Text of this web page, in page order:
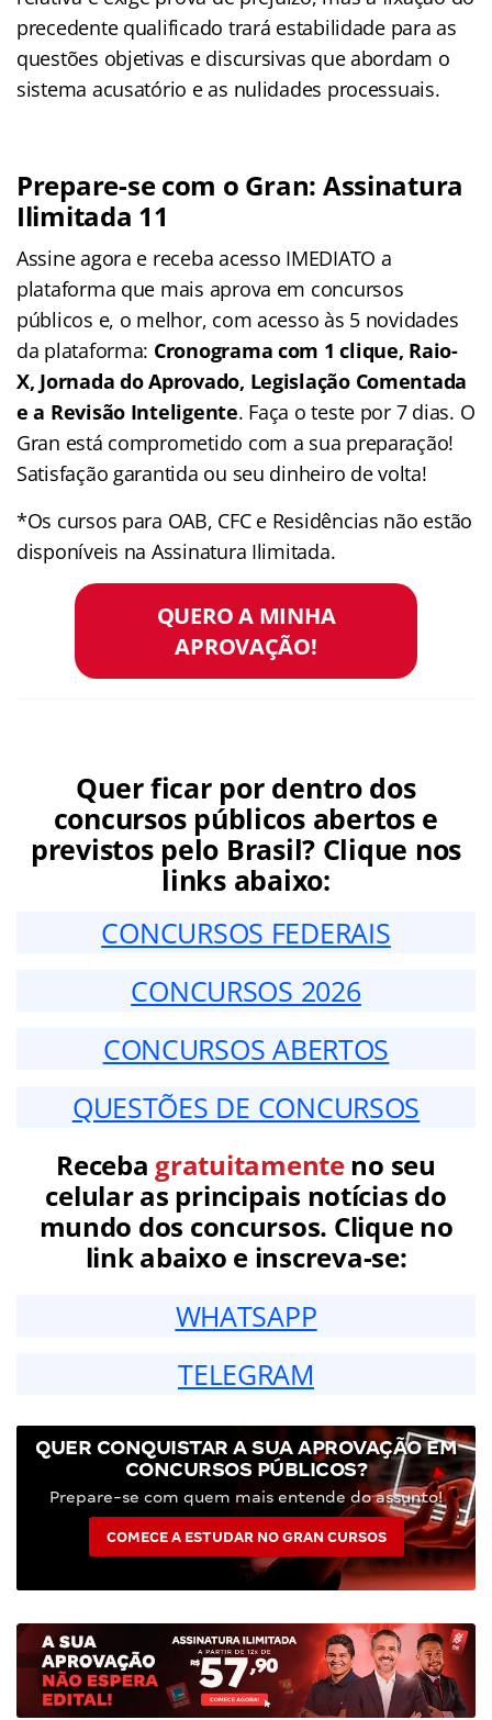
precedente qualificado trará estabilidade para as
questões objetivas e discursivas que abordam o
sistema acusatório e as nulidades processuais.
Prepare-se com o Gran: Assinatura
Ilimitada 11
Assine agora e receba acesso IMEDIATO a
plataforma que mais aprova em concursos
públicos e, o melhor, com acesso às 5 novidades
da plataforma: Cronograma com 1 clique, Raio-
X, Jornada do Aprovado, Legislação Comentada
e a Revisão Inteligente. Faça o teste por 7 dias. O
Gran está comprometido com a sua preparação!
Satisfação garantida ou seu dinheiro de volta!
*Os cursos para OAB, CFC e Residências não estão
disponíveis na Assinatura Ilimitada.
QUERO A MINHA
APROVAÇÃO!
Quer ficar por dentro dos
concursos públicos abertos e
previstos pelo Brasil? Clique nos
links abaixo:
CONCURSOS FEDERAIS
CONCURSOS 2026
CONCURSOS ABERTOS
QUESTÕES DE CONCURSOS
Receba gratuitamenteno seu
celular as principais notícias do
mundo dos concursos. Clique no
link abaixo e inscreva-se:
WHATSAPP
TELEGRAM
QUER CONQUISTAR A SUA APROVAÇÃO EM
CONCURSOS PÚBLICOS?
Prepare-se com quem mais entende do assunto!
COMECE A ESTUDAR NO GRAN CURSOS